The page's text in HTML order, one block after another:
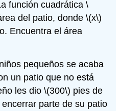
función cuadrática\
del patio, donde\(x\)
Encuentra el área
pequeños se acaba
un patio que no está
les dio\(300\) pies de
parte de su patio